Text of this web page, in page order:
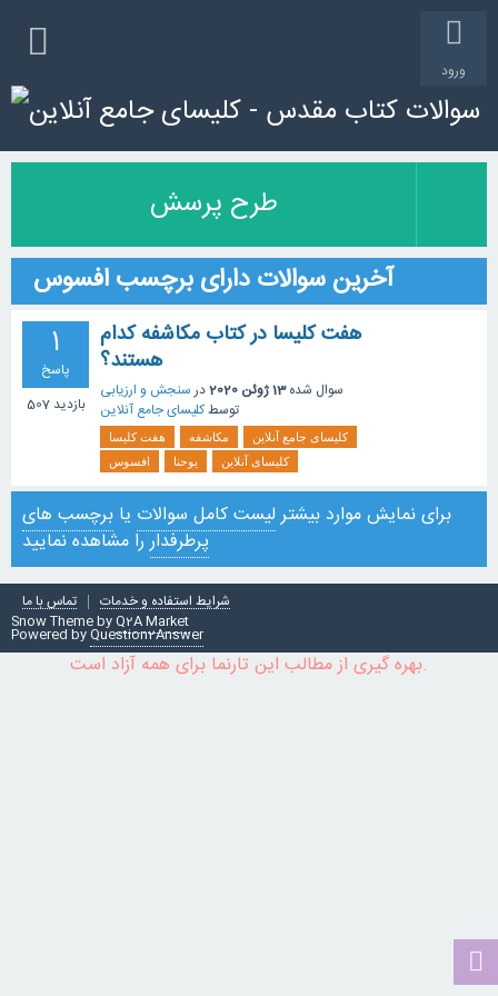
ورود
طرح پرسش
آخرین سوالات دارای برچسب افسوس
1
پاسخ
507 بازدید
هفت کلیسا در کتاب مکاشفه کدام
هستند؟
سوال شده 13 ژوئن 2020 درسنجش و ارزیابی
توسطکلیسای جامع آنلاین
هفت کلیسا مکاشفه
کلیسای جامع آنلاین
افسوس
یوحنا کلیسای آنلاین
برای نمایش موارد بیشترلیست کامل سوالات یا برچسب های
پرطرفداررا مشاهده نمایید
تماس با ما
شرایط استفاده و خدمات
Snow Theme byQ2A Market
Powered byQuestion2Answer
بهره گیری از مطالب این تارنما برای همه آزاد است.